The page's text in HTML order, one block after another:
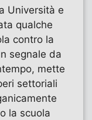
Università e
qualche
contro la
segnale da
mette
settoriali
la scuola